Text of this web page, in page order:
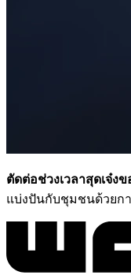
ตัดต่อช่วงเวลาสุดเจ๋ง
แบ่งปันกับชุมชนด้วยก